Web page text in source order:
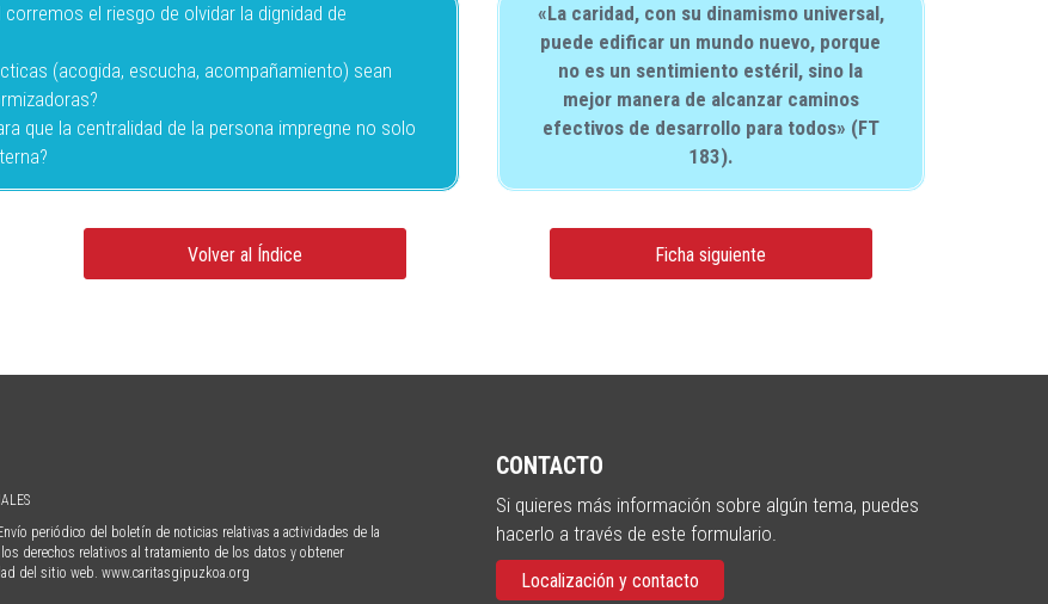
el riesgo de olvidar la dignidad de
(acogida, escucha, acompañamiento) sean
que la centralidad de la persona impregne no solo
«La caridad, con su dinamismo universal,
puede edificar un mundo nuevo, porque
no es un sentimiento estéril, sino la
mejor manera de alcanzar caminos
efectivos de desarrollo para todos» (FT
183).
Volver al Índice Ficha siguiente
periódico del boletín de noticias relativas a actividades de la
los derechos relativos al tratamiento de los datos y obtener
del sitio web. www.caritasgipuzkoa.org
CONTACTO
Si quieres más información sobre algún tema, puedes
hacerlo a través de este formulario.
Localización y contacto